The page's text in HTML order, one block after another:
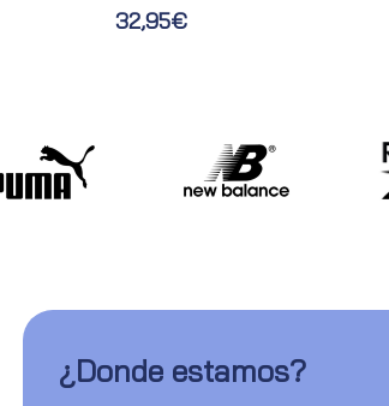
32,95€
¿Donde estamos?